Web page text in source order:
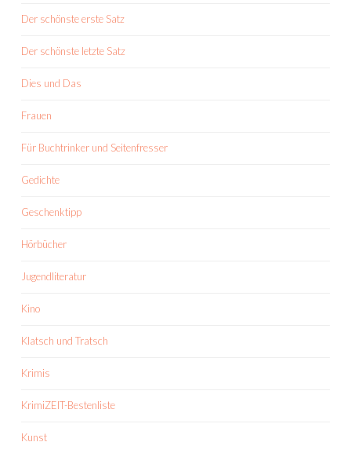
Der schönste erste Satz
Der schönste letzte Satz
Dies und Das
Frauen
Für Buchtrinker und Seitenfresser
Gedichte
Geschenktipp
Hörbücher
Jugendliteratur
Kino
Klatsch und Tratsch
Krimis
KrimiZEIT-Bestenliste
Kunst